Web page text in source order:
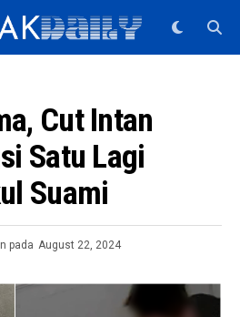
Cut Intan
Satu Lagi
Suami
pada August 22, 2024